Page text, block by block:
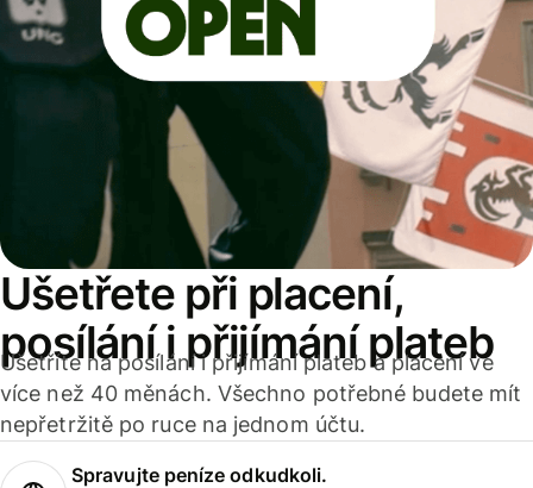
Ušetřete při placení,
posílání i přijímání plateb
Ušetříte na posílání i přijímání plateb a placení ve
více než 40 měnách. Všechno potřebné budete mít
nepřetržitě po ruce na jednom účtu.
Spravujte peníze odkudkoli.